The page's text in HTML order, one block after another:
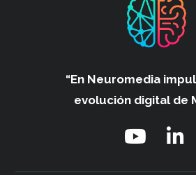
“En Neuromedia
evolución digital de